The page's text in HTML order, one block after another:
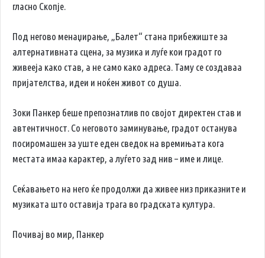
гласно Скопје.
Под негово менаџирање, „Балет“ стана прибежиште за
алтернативната сцена, за музика и луѓе кои градот го
живееја како став, а не само како адреса. Таму се создаваа
пријателства, идеи и ноќен живот со душа.
Зоки Панкер беше препознатлив по својот директен став и
автентичност. Со неговото заминување, градот останува
посиромашен за уште еден сведок на времињата кога
местата имаа карактер, а луѓето зад нив – име и лице.
Сеќавањето на него ќе продолжи да живее низ приказните и
музиката што оставија трага во градската култура.
Почивај во мир, Панкер